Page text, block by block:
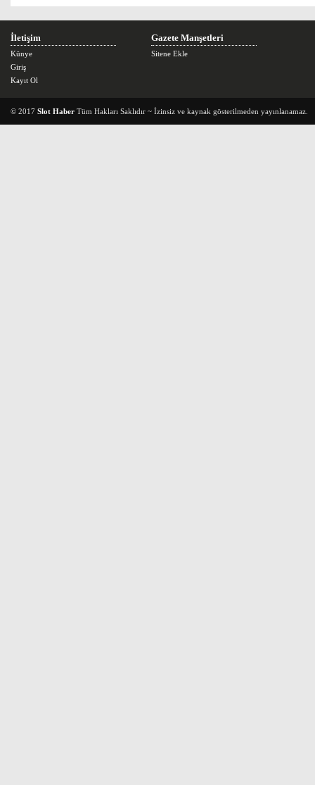
İletişim
Künye
Giriş
Kayıt Ol
Gazete Manşetleri
Sitene Ekle
© 2017 Slot Haber Tüm Hakları Saklıdır ~ İzinsiz ve kaynak gösterilmeden yayınlanamaz.